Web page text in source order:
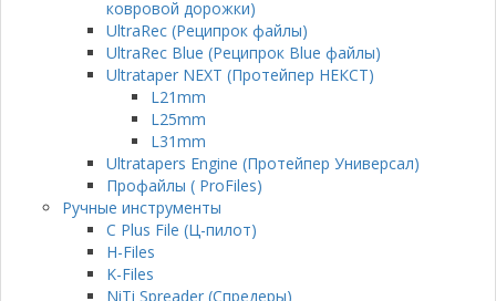
ковровой дорожки)
UltraRec (Реципрок файлы)
UltraRec Blue (Реципрок Blue файлы)
Ultrataper NEXT (Протейпер НЕКСТ)
L21mm
L25mm
L31mm
Ultratapers Engine (Протейпер Универсал)
Профайлы ( ProFiles)
Ручные инструменты
C Plus File (Ц-пилот)
H-Files
K-Files
NiTi Spreader (Спредеры)